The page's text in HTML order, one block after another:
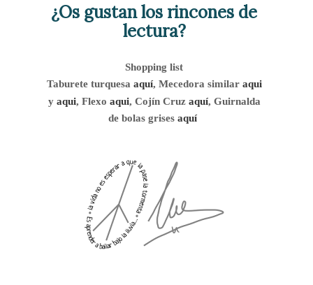
¿Os gustan los rincones de
lectura?
Shopping list
Taburete turquesa aquí, Mecedora similar aqui
y aqui, Flexo aqui, Cojín Cruz aquí, Guirnalda
de bolas grisesaquí